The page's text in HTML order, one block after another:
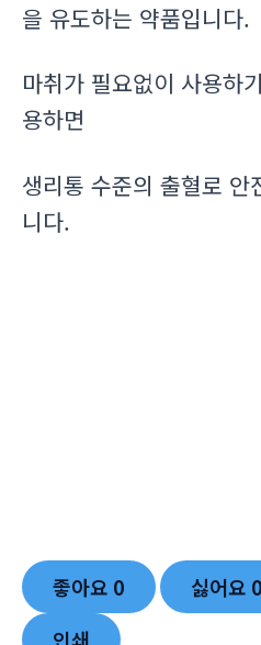
을 유도하는 약품입니다.
마취가 필요없이 사용하
용하면
생리통 수준의 출혈로 안
니다.
좋아요 0 싫어요 0